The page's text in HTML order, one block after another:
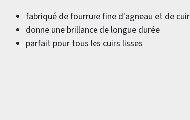
fabriqué de fourrure fine d'agneau et de cuir
donne une brillance de longue durée
parfait pour tous les cuirs lisses